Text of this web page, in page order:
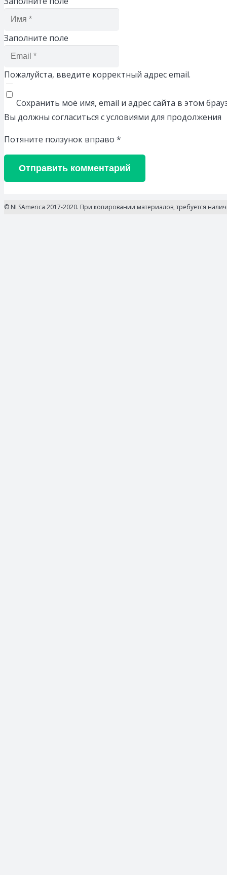
Заполните поле
Пожалуйста, введите корректный адрес email.
Сохранить моё имя, email и адрес сайта в этом
Вы должны согласиться с условиями для продолжения
Потяните ползунок вправо *
Отправить комментарий
© NLSAmerica 2017-2020. При копировании материалов, требуется